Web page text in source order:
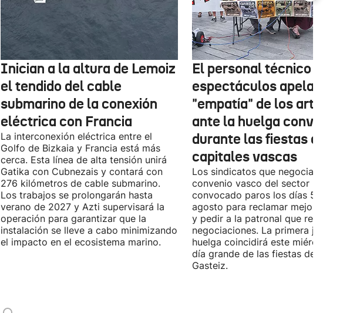
Inician a la altura de Lemoiz
el tendido del cable
submarino de la conexión
eléctrica con Francia
La interconexión eléctrica entre el
Golfo de Bizkaia y Francia está más
cerca. Esta línea de alta tensión unirá
Gatika con Cubnezais y contará con
276 kilómetros de cable submarino.
Los trabajos se prolongarán hasta
verano de 2027 y Azti supervisará la
operación para garantizar que la
instalación se lleve a cabo minimizando
el impacto en el ecosistema marino.
El personal técnico de
espectáculos apela a la
"empatía" de los artistas
ante la huelga convocada
durante las fiestas de las
capitales vascas
Los sindicatos que negocian el
convenio vasco del sector han
convocado paros los días 5, 14 y 26
agosto para reclamar mejoras
y pedir a la patronal que retome las
negociaciones. La primera jornada de
huelga coincidirá este miércoles con
día grande de las fiestas de Vitoria-
Gasteiz.